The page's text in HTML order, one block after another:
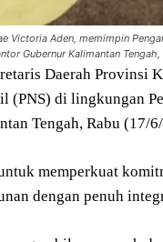
Victoria Aden, memimpin
Gubernur Kalimantan
Daerah Provinsi
(PNS) di lingkungan
Tengah, Rabu (17/
memperkuat
dengan penuh